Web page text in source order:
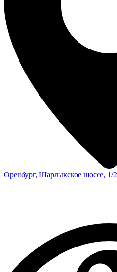
Оренбург, Шарлыкское шоссе, 1/2